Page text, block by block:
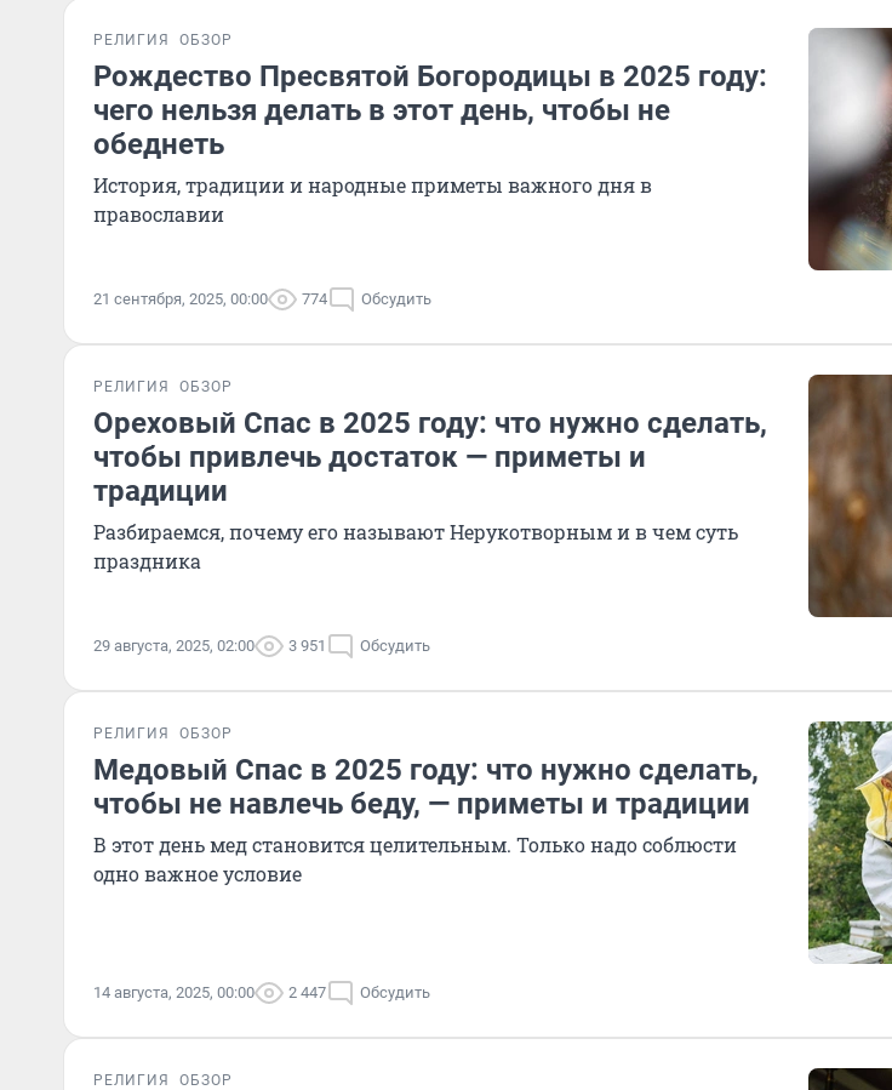
РЕЛИГИЯ ОБЗОР
Рождество Пресвятой Богородицы в 2025 году:
чего нельзя делать в этот день, чтобы не
обеднеть
История, традиции и народные приметы важного дня в
православии
21 сентября, 2025, 00:00 774 Обсудить
РЕЛИГИЯ ОБЗОР
Ореховый Спас в 2025 году: что нужно сделать,
чтобы привлечь достаток — приметы и
традиции
Разбираемся, почему его называют Нерукотворным и в чем суть
праздника
29 августа, 2025, 02:00 3 951 Обсудить
РЕЛИГИЯ ОБЗОР
Медовый Спас в 2025 году: что нужно сделать,
чтобы не навлечь беду, — приметы и традиции
В этот день мед становится целительным. Только надо соблюсти
одно важное условие
14 августа, 2025, 00:00 2 447 Обсудить
РЕЛИГИЯ ОБЗОР